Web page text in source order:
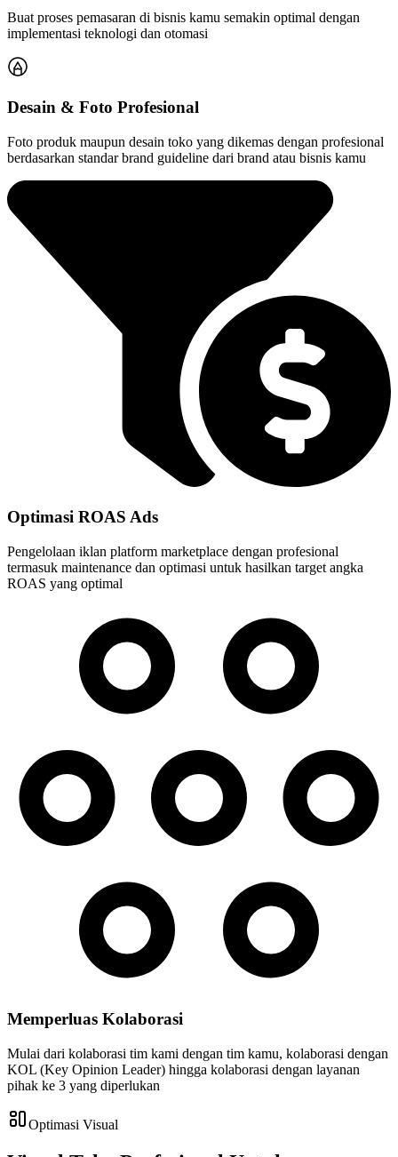
Buat proses pemasaran di bisnis kamu semakin optimal dengan
implementasi teknologi dan otomasi
Desain & Foto Profesional
Foto produk maupun desain toko yang dikemas dengan profesional
berdasarkan standar brand guideline dari brand atau bisnis kamu
Optimasi ROAS Ads
Pengelolaan iklan platform marketplace dengan profesional
termasuk maintenance dan optimasi untuk hasilkan target angka
ROAS yang optimal
Memperluas Kolaborasi
Mulai dari kolaborasi tim kami dengan tim kamu, kolaborasi dengan
KOL (Key Opinion Leader) hingga kolaborasi dengan layanan
pihak ke 3 yang diperlukan
Optimasi Visual